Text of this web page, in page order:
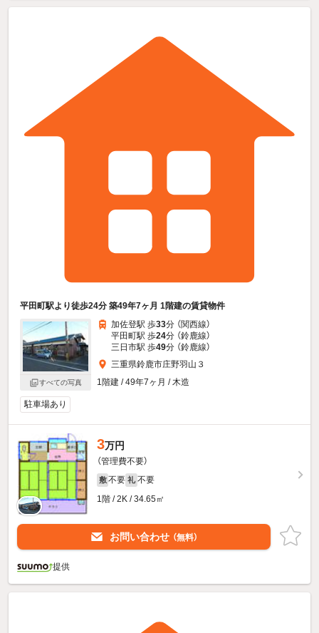
平田町駅より徒歩24分 築49年7ヶ月 1階建の賃貸物件
すべての写真
加佐登駅 歩33分 （関西線）
平田町駅 歩24分 （鈴鹿線）
三日市駅 歩49分 （鈴鹿線）
三重県鈴鹿市庄野羽山３
1階建 / 49年7ヶ月 / 木造
駐車場あり
3万円
（管理費不要）
敷 不要 礼 不要
1階 / 2K / 34.65㎡
お問い合わせ （無料）
提供